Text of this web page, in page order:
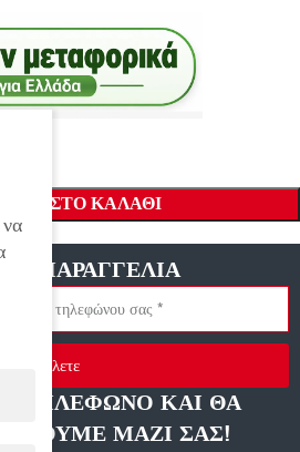
ΣΤΟ ΚΑΛΆΘΙ
ΠΑΡΑΓΓΕΛΙΑ
Στείλετε
ΤΗΛΕΦΩΝΟ ΚΑΙ ΘΑ
ΜΑΖΙ ΣΑΣ!